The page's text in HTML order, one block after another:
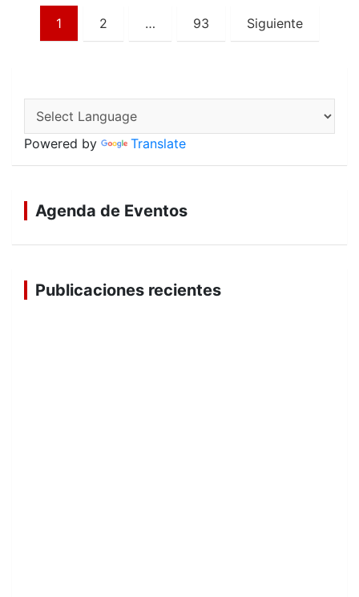
Paginación
de
1 2 … 93 Siguiente
Powered by Translate
Agenda de Eventos
Publicaciones recientes